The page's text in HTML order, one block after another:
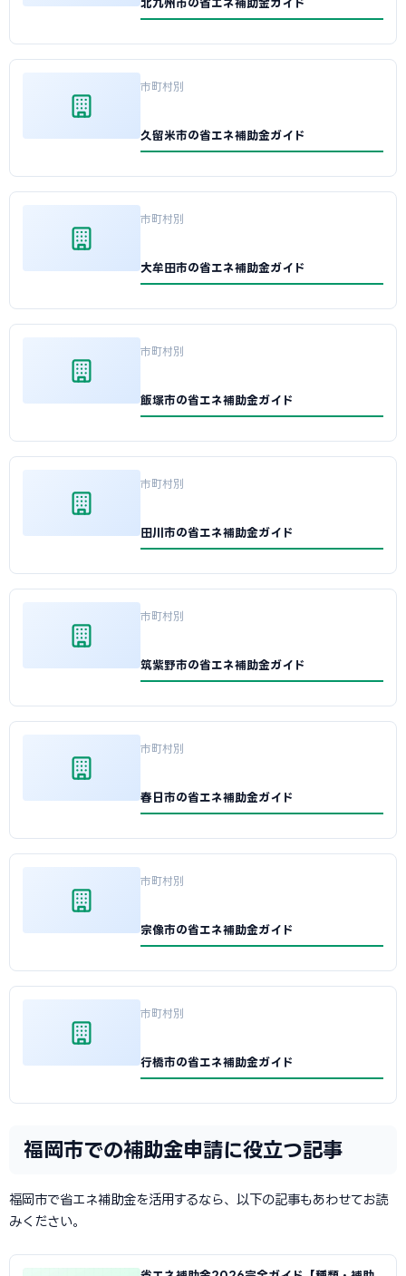
北九州市の省エネ補助金ガイド
市町村別
久留米市の省エネ補助金ガイド
市町村別
大牟田市の省エネ補助金ガイド
市町村別
飯塚市の省エネ補助金ガイド
市町村別
田川市の省エネ補助金ガイド
市町村別
筑紫野市の省エネ補助金ガイド
市町村別
春日市の省エネ補助金ガイド
市町村別
宗像市の省エネ補助金ガイド
市町村別
行橋市の省エネ補助金ガイド
福岡市での補助金申請に役立つ記事
福岡市で省エネ補助金を活用するなら、以下の記事もあわせてお読
みください。